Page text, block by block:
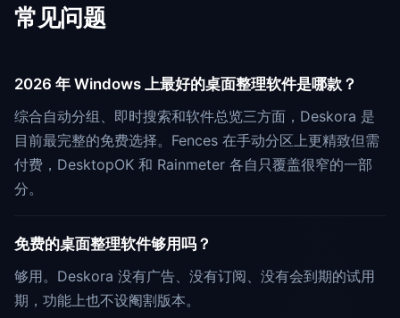
常见问题
2026 年 Windows 上最好的桌面整理软件是哪款？
综合自动分组、即时搜索和软件总览三方面，Deskora 是
目前最完整的免费选择。Fences 在手动分区上更精致但需
付费，DesktopOK 和 Rainmeter 各自只覆盖很窄的一部
分。
免费的桌面整理软件够用吗？
够用。Deskora 没有广告、没有订阅、没有会到期的试用
期，功能上也不设阉割版本。